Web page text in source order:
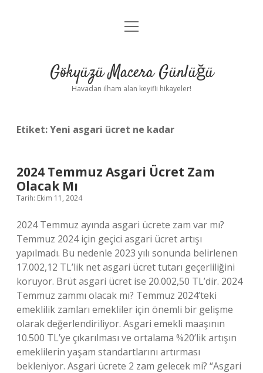
Anasayfa
Yasal Uyarı
menüyü
Gökyüzü Macera Günlüğü
Havadan ilham alan keyifli hikayeler!
Etiket:Yeni asgari ücret ne kadar
2024 Temmuz Asgari Ücret Zam
Olacak Mı
Tarih: Ekim 11, 2024
2024 Temmuz ayında asgari ücrete zam var mı?
Temmuz 2024 için geçici asgari ücret artışı
yapılmadı. Bu nedenle 2023 yılı sonunda belirlenen
17.002,12 TL’lik net asgari ücret tutarı geçerliliğini
koruyor. Brüt asgari ücret ise 20.002,50 TL’dir. 2024
Temmuz zammı olacak mı? Temmuz 2024’teki
emeklilik zamları emekliler için önemli bir gelişme
olarak değerlendiriliyor. Asgari emekli maaşının
10.500 TL’ye çıkarılması ve ortalama %20’lik artışın
emeklilerin yaşam standartlarını artırması
bekleniyor. Asgari ücrete 2 zam gelecek mi? “Asgari